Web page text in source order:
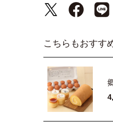
こちらもおすす